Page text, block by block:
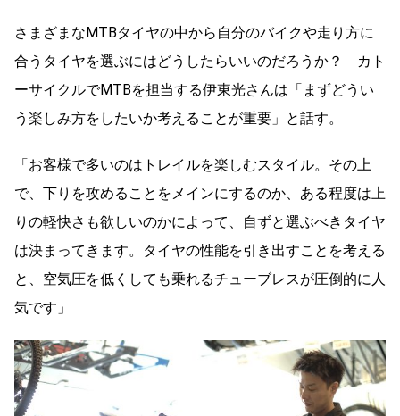
さまざまなMTBタイヤの中から自分のバイクや走り方に
合うタイヤを選ぶにはどうしたらいいのだろうか？ カト
ーサイクルでMTBを担当する伊東光さんは「まずどうい
う楽しみ方をしたいか考えることが重要」と話す。
「お客様で多いのはトレイルを楽しむスタイル。その上
で、下りを攻めることをメインにするのか、ある程度は上
りの軽快さも欲しいのかによって、自ずと選ぶべきタイヤ
は決まってきます。タイヤの性能を引き出すことを考える
と、空気圧を低くしても乗れるチューブレスが圧倒的に人
気です」